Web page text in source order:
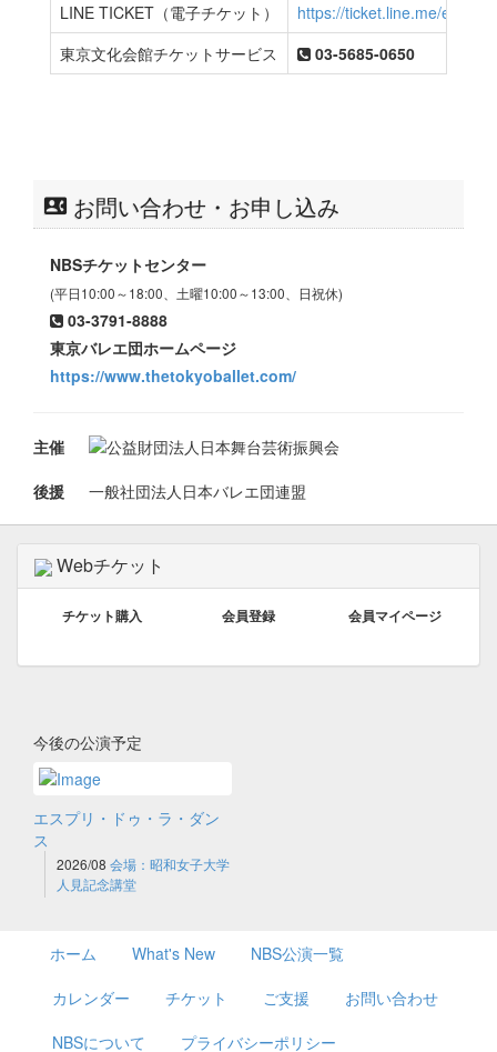
LINE TICKET（電子チケット）
https://ticket.line.me/
東京文化会館チケットサービス
03-5685-0650
お問い合わせ・お申し込み
NBSチケットセンター
(平日10:00～18:00、土曜10:00～13:00、日祝休)
03-3791-8888
東京バレエ団ホームページ
https://www.thetokyoballet.com/
主催
公益財団法人日本舞台芸術振興会
後援
一般社団法人日本バレエ団連盟
Webチケット
チケット購入 会員登録 会員マイページ
今後の公演予定
エスプリ・ドゥ・ラ・ダン
ス
2026/08 会場：昭和女子大学
人見記念講堂
ホーム What's New
NBS公演一覧
カレンダー
チケット ご支援
お問い合わせ
NBSについて
プライバシーポリシー